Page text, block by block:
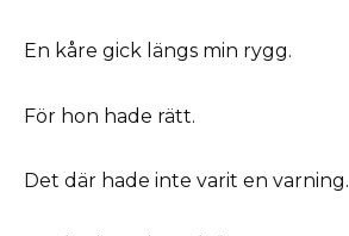
En kåre gick längs min rygg.
För hon hade rätt.
Det där hade inte varit en varning.